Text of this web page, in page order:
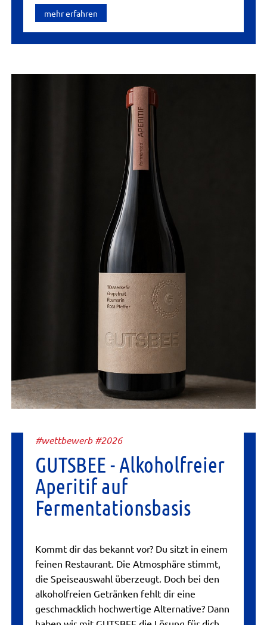
mehr erfahren
#wettbewerb #2026
GUTSBEE - Alkoholfreier
Aperitif auf
Fermentationsbasis
Kommt dir das bekannt vor? Du sitzt in einem
feinen Restaurant. Die Atmosphäre stimmt,
die Speiseauswahl überzeugt. Doch bei den
alkoholfreien Getränken fehlt dir eine
geschmacklich hochwertige Alternative? Dann